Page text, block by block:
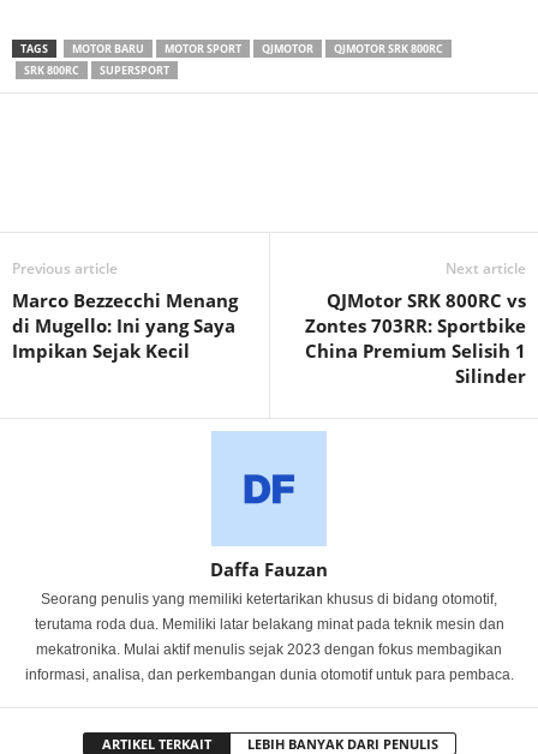
TAGS MOTOR BARU MOTOR SPORT QJMOTOR
QJMOTOR SRK 800RC
SRK 800RC
SUPERSPORT
Previous article
Marco Bezzecchi Menang
di Mugello: Ini yang Saya
Impikan Sejak Kecil
Next article
QJMotor SRK 800RC vs
Zontes 703RR: Sportbike
China Premium Selisih 1
Silinder
Daffa Fauzan
Seorang penulis yang memiliki ketertarikan khusus di bidang otomotif,
terutama roda dua. Memiliki latar belakang minat pada teknik mesin dan
mekatronika. Mulai aktif menulis sejak 2023 dengan fokus membagikan
informasi, analisa, dan perkembangan dunia otomotif untuk para pembaca.
ARTIKEL TERKAIT LEBIH BANYAK DARI PENULIS